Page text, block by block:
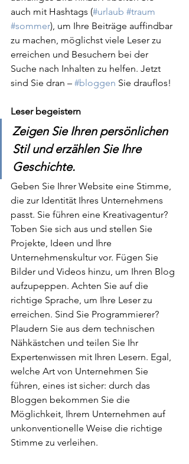
auch mit Hashtags (#urlaub #traum
#sommer), um Ihre Beiträge auffindbar
zu machen, möglichst viele Leser zu
erreichen und Besuchern bei der
Suche nach Inhalten zu helfen. Jetzt
sind Sie dran – #bloggen Sie drauflos!
Leser begeistern
Zeigen Sie Ihren persönlichen
Stil und erzählen Sie Ihre
Geschichte.
Geben Sie Ihrer Website eine Stimme,
die zur Identität Ihres Unternehmens
passt. Sie führen eine Kreativagentur?
Toben Sie sich aus und stellen Sie
Projekte, Ideen und Ihre
Unternehmenskultur vor. Fügen Sie
Bilder und Videos hinzu, um Ihren Blog
aufzupeppen. Achten Sie auf die
richtige Sprache, um Ihre Leser zu
erreichen. Sind Sie Programmierer?
Plaudern Sie aus dem technischen
Nähkästchen und teilen Sie Ihr
Expertenwissen mit Ihren Lesern. Egal,
welche Art von Unternehmen Sie
führen, eines ist sicher: durch das
Bloggen bekommen Sie die
Möglichkeit, Ihrem Unternehmen auf
unkonventionelle Weise die richtige
Stimme zu verleihen.